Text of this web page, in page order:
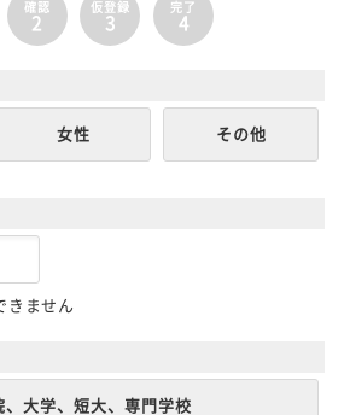
確認
2
仮登録
3
完了
4
女性 その他
きません
、大学、短大、専門学校